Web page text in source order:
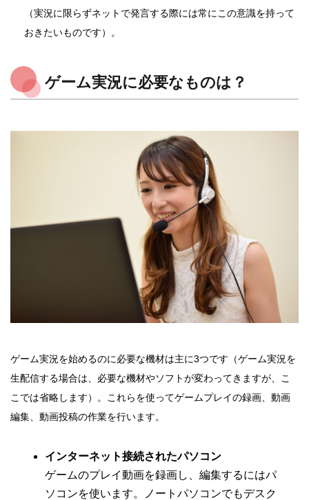
（実況に限らずネットで発言する際には常にこの意識を持って
おきたいものです）。
ゲーム実況に必要なものは？
ゲーム実況を始めるのに必要な機材は主に3つです（ゲーム実況を
生配信する場合は、必要な機材やソフトが変わってきますが、こ
こでは省略します）。これらを使ってゲームプレイの録画、動画
編集、動画投稿の作業を行います。
インターネット接続されたパソコン
ゲームのプレイ動画を録画し、編集するにはパ
ソコンを使います。ノートパソコンでもデスク